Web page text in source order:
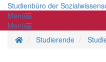
Studienbüro der
Menü
Menü
Startseite
Studierende